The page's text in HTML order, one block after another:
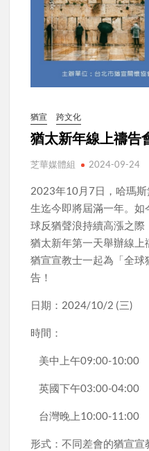
猶宣 跨文化
猶太新年線上禱告
芝華媒體組 2024-09-24
2023年10月7日，哈瑪
生迄今即將屆滿一年。
球反猶聲浪持續高漲之
猶太新年第一天舉辦線
猶宣宣教士一起為「全
告！
️日期：2024/10/2 (三)
️時間：
美中上午09:00-10:00
英國下午03:00-04:00
台灣晚上10:00-11:00
形式：不同差會的猶宣